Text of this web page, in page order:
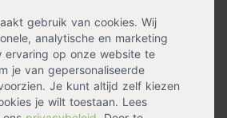
gebruik van cookies. Wij
analytische en marketing
ervaring op onze website te
je van gepersonaliseerde
Je kunt altijd zelf kiezen
je wilt toestaan. Leesprima service